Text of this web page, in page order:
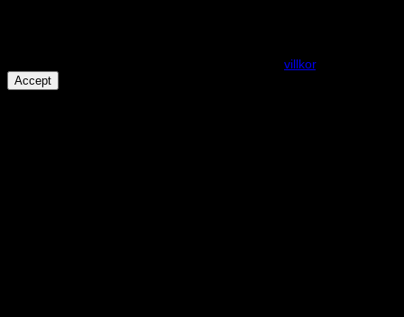
villkor.
Accept